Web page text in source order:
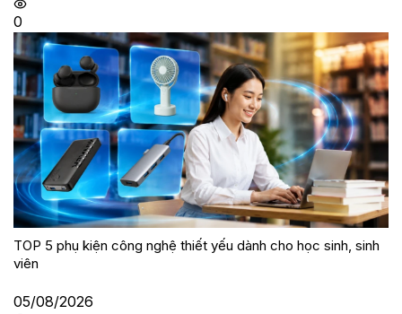
0
TOP 5 phụ kiện công nghệ thiết yếu dành cho học sinh, sinh
viên
05/08/2026